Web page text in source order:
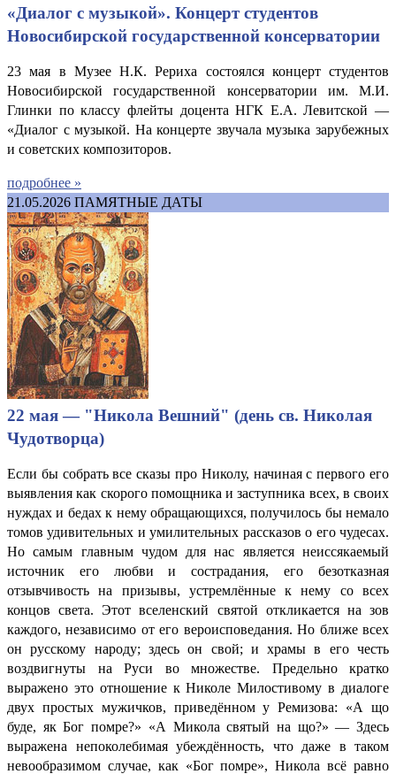
«Диалог с музыкой». Концерт студентов
Новосибирской государственной консерватории
23 мая в Музее Н.К. Рериха состоялся концерт студентов
Новосибирской государственной консерватории им. М.И.
Глинки по классу флейты доцента НГК Е.А. Левитской —
«Диалог с музыкой. На концерте звучала музыка зарубежных
и советских композиторов.
подробнее »
21.05.2026 ПАМЯТНЫЕ ДАТЫ
22 мая — "Никола Вешний" (день св. Николая
Чудотворца)
Если бы собрать все сказы про Николу, начиная с первого его
выявления как скорого помощника и заступника всех, в своих
нуждах и бедах к нему обращающихся, получилось бы немало
томов удивительных и умилительных рассказов о его чудесах.
Но самым главным чудом для нас является неиссякаемый
источник его любви и сострадания, его безотказная
отзывчивость на призывы, устремлённые к нему со всех
концов света. Этот вселенский святой откликается на зов
каждого, независимо от его вероисповедания. Но ближе всех
он русскому народу; здесь он свой; и храмы в его честь
воздвигнуты на Руси во множестве. Предельно кратко
выражено это отношение к Николе Милостивому в диалоге
двух простых мужичков, приведённом у Ремизова: «А що
буде, як Бог помре?» «А Микола святый на що?» — Здесь
выражена непоколебимая убеждённость, что даже в таком
невообразимом случае, как «Бог помре», Никола всё равно